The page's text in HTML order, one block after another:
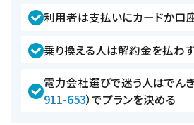
利用者は支払いにカードか口
乗り換える人は解約金を払わ
電力会社選びで迷う人はでん
911-653）でプランを決める